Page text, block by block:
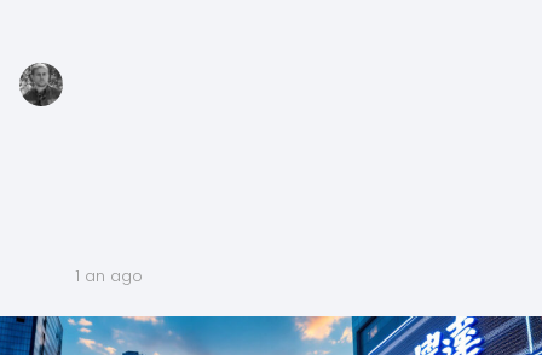
1 an ago